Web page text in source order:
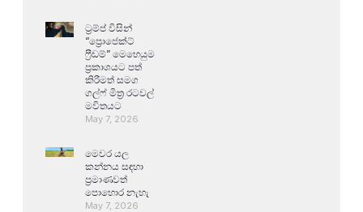
ට්‍රම්ප් විසින්
“ප්‍රොජෙක්ට්
ෆ්‍රීඩම්” මෙහෙයුම
ප්‍රකාශයට පත්
කිරීමත් සමග
ගල්ෆ් මිත්‍ර රටවල්
මවිතයට
May 7, 2026
මෙවර යල
කන්නය සඳහා
ප්‍රමාණවත්
පොහොර නැහැ
May 7, 2026